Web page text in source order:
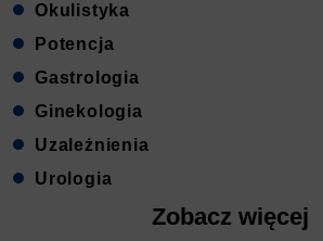
Okulistyka
Potencja
Gastrologia
Ginekologia
Uzależnienia
Urologia
Zobacz więcej